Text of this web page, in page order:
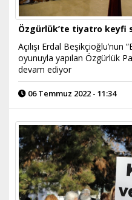
Özgürlük’te tiyatro keyfi
Açılışı Erdal
oyunuyla yapılan Özgürlük
devam ediyor
06 Temmuz 2022 - 11:34